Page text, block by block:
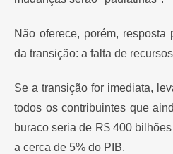
Não oferece, porém,
da transição: a falta de
Se a transição for imediata,
todos os contribuintes que
buraco seria de R$ 400
a cerca de 5% do PIB.